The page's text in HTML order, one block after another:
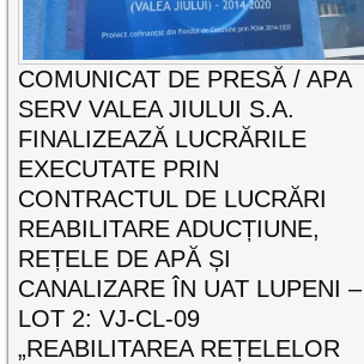
COMUNICAT DE PRESĂ / APA
SERV VALEA JIULUI S.A.
FINALIZEAZĂ LUCRĂRILE
EXECUTATE PRIN
CONTRACTUL DE LUCRĂRI
REABILITARE ADUCȚIUNE,
REȚELE DE APĂ ȘI
CANALIZARE ÎN UAT LUPENI –
LOT 2: VJ-CL-09
„REABILITAREA REȚELELOR